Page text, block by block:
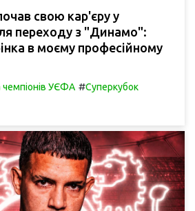
свою кар'єру у
переходу з "Динамо":
в моєму професійному
чемпіонів УЄФА #Суперкубок